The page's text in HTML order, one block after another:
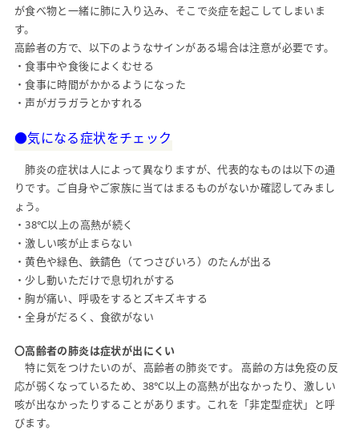
が食べ物と一緒に肺に入り込み、そこで炎症を起こしてしまいま
す。
高齢者の方で、以下のようなサインがある場合は注意が必要です。
・食事中や食後によくむせる
・食事に時間がかかるようになった
・声がガラガラとかすれる
●気になる症状をチェック
肺炎の症状は人によって異なりますが、代表的なものは以下の通
りです。ご自身やご家族に当てはまるものがないか確認してみまし
ょう。
・38℃以上の高熱が続く
・激しい咳が止まらない
・黄色や緑色、鉄錆色（てつさびいろ）のたんが出る
・少し動いただけで息切れがする
・胸が痛い、呼吸をするとズキズキする
・全身がだるく、食欲がない
〇高齢者の肺炎は症状が出にくい
特に気をつけたいのが、高齢者の肺炎です。 高齢の方は免疫の反
応が弱くなっているため、38℃以上の高熱が出なかったり、激しい
咳が出なかったりすることがあります。これを「非定型症状」と呼
びます。